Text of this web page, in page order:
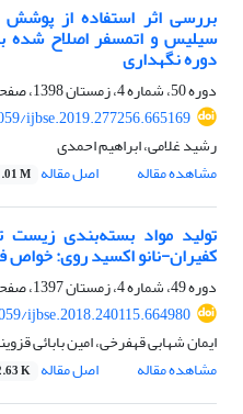
بررسی اثر استفاده از پوشش
سیلیس و اتمسفر اصلاح
دوره نگهداری
دوره 50، شماره 4، زمستان 1398، صفحه
ijbse.2019.277256.665169
رشید غلامی، ابراهیم احمدی
مشاهده مقاله
اصل مقاله M
تولید مواد بسته‌بندی
کفیران-نانو اکسید روی: خواص
دوره 49، شماره 4، زمستان 1397، صفحه
ijbse.2018.240115.664980
ایمان شهابی قهفرخی، امین بابائی
مشاهده مقاله
اصل مقاله K